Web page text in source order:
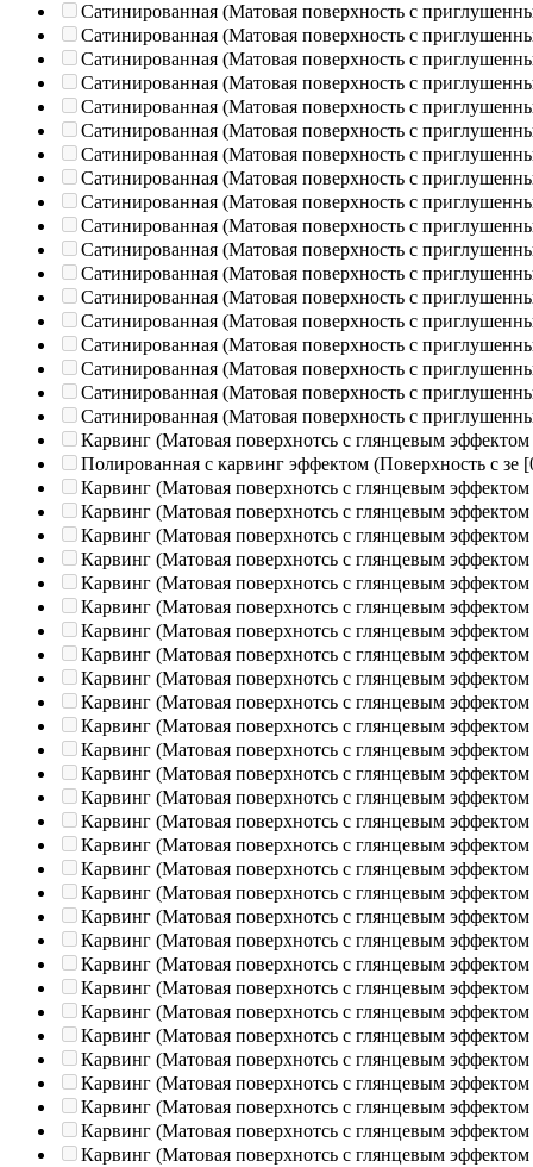
Сатинированная (Матовая поверхность с
Сатинированная (Матовая поверхность с
Сатинированная (Матовая поверхность с
Сатинированная (Матовая поверхность с
Сатинированная (Матовая поверхность с
Сатинированная (Матовая поверхность с
Сатинированная (Матовая поверхность с
Сатинированная (Матовая поверхность с
Сатинированная (Матовая поверхность с
Сатинированная (Матовая поверхность с
Сатинированная (Матовая поверхность с
Сатинированная (Матовая поверхность с
Сатинированная (Матовая поверхность с
Сатинированная (Матовая поверхность с
Сатинированная (Матовая поверхность с
Сатинированная (Матовая поверхность с
Сатинированная (Матовая поверхность с
Сатинированная (Матовая поверхность с
Карвинг (Матовая поверхнотсь с глянцевым эффектом
Полированная c карвинг эффектом (Поверхность с зе
Карвинг (Матовая поверхнотсь с глянцевым эффектом
Карвинг (Матовая поверхнотсь с глянцевым эффектом
Карвинг (Матовая поверхнотсь с глянцевым эффектом
Карвинг (Матовая поверхнотсь с глянцевым эффектом
Карвинг (Матовая поверхнотсь с глянцевым эффектом
Карвинг (Матовая поверхнотсь с глянцевым эффектом
Карвинг (Матовая поверхнотсь с глянцевым эффектом
Карвинг (Матовая поверхнотсь с глянцевым эффектом
Карвинг (Матовая поверхнотсь с глянцевым эффектом
Карвинг (Матовая поверхнотсь с глянцевым эффектом
Карвинг (Матовая поверхнотсь с глянцевым эффектом
Карвинг (Матовая поверхнотсь с глянцевым эффектом
Карвинг (Матовая поверхнотсь с глянцевым эффектом
Карвинг (Матовая поверхнотсь с глянцевым эффектом
Карвинг (Матовая поверхнотсь с глянцевым эффектом
Карвинг (Матовая поверхнотсь с глянцевым эффектом
Карвинг (Матовая поверхнотсь с глянцевым эффектом
Карвинг (Матовая поверхнотсь с глянцевым эффектом
Карвинг (Матовая поверхнотсь с глянцевым эффектом
Карвинг (Матовая поверхнотсь с глянцевым эффектом
Карвинг (Матовая поверхнотсь с глянцевым эффектом
Карвинг (Матовая поверхнотсь с глянцевым эффектом
Карвинг (Матовая поверхнотсь с глянцевым эффектом
Карвинг (Матовая поверхнотсь с глянцевым эффектом
Карвинг (Матовая поверхнотсь с глянцевым эффектом
Карвинг (Матовая поверхнотсь с глянцевым эффектом
Карвинг (Матовая поверхнотсь с глянцевым эффектом
Карвинг (Матовая поверхнотсь с глянцевым эффектом
Карвинг (Матовая поверхнотсь с глянцевым эффектом